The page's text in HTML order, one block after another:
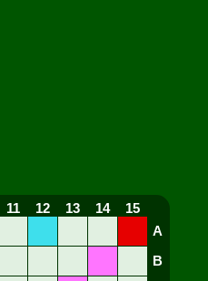
11 12 13 14
15
A
B